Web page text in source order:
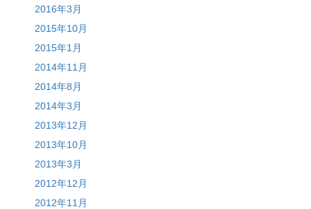
2016年3月
2015年10月
2015年1月
2014年11月
2014年8月
2014年3月
2013年12月
2013年10月
2013年3月
2012年12月
2012年11月